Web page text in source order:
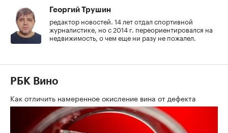
Георгий Трушин
редактор новостей. 14 лет отдал спортивной
журналистике, но с 2014 г. переориентировался на
недвижимость, о чем еще ни разу не пожалел.
РБК Вино
Как отличить намеренное окисление вина от дефекта